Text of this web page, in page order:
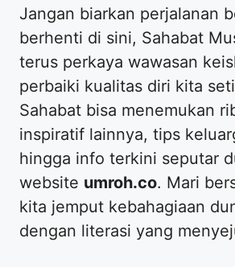
​Jangan biarkan perjalanan
berhenti di sini, Sahabat
terus perkaya wawasan
perbaiki kualitas diri kita
Sahabat bisa menemukan
inspiratif lainnya, tips
hingga info terkini seputar
website umroh.co. Mari
kita jemput kebahagiaan
dengan literasi yang